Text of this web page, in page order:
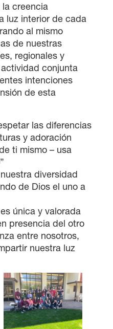
la creencia
luz interior de cada
al mismo
de nuestras
regionales y
conjunta
intenciones
de esta
las diferencias
y adoración
ti mismo – usa
diversidad
de Dios el uno a
única y valorada
presencia del otro
entre nosotros,
nuestra luz